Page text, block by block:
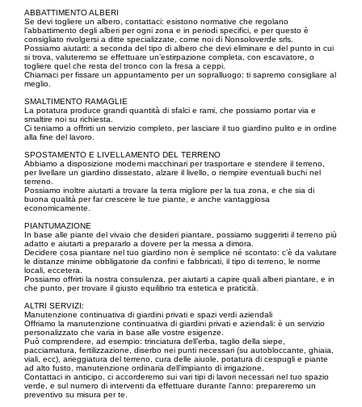
ABBATTIMENTO ALBERI
Se devi togliere un albero, contattaci: esistono normative che regolano
l’abbattimento degli alberi per ogni zona e in periodi specifici, e per questo è
consigliato rivolgersi a ditte specializzate, come noi di Nonsoloverde srls.
Possiamo aiutarti: a seconda del tipo di albero che devi eliminare e del punto in cui
si trova, valuteremo se effettuare un’estirpazione completa, con escavatore, o
togliere quel che resta del tronco con la fresa a ceppi.
Chiamaci per fissare un appuntamento per un sopralluogo: ti sapremo consigliare al
meglio.
SMALTIMENTO RAMAGLIE
La potatura produce grandi quantità di sfalci e rami, che possiamo portar via e
smaltire noi su richiesta.
Ci teniamo a offrirti un servizio completo, per lasciare il tuo giardino pulito e in ordine
alla fine del lavoro.
SPOSTAMENTO E LIVELLAMENTO DEL TERRENO
Abbiamo a disposizione moderni macchinari per trasportare e stendere il terreno,
per livellare un giardino dissestato, alzare il livello, o riempire eventuali buchi nel
terreno.
Possiamo inoltre aiutarti a trovare la terra migliore per la tua zona, e che sia di
buona qualità per far crescere le tue piante, e anche vantaggiosa
economicamente.
PIANTUMAZIONE
In base alle piante del vivaio che desideri piantare, possiamo suggerirti il terreno più
adatto e aiutarti a prepararlo a dovere per la messa a dimora.
Decidere cosa piantare nel tuo giardino non è semplice né scontato: c’è da valutare
le distanze minime obbligatorie da confini e fabbricati, il tipo di terreno, le norme
locali, eccetera.
Possiamo offrirti la nostra consulenza, per aiutarti a capire quali alberi piantare, e in
che punto, per trovare il giusto equilibrio tra estetica e praticità.
ALTRI SERVIZI:
Manutenzione continuativa di giardini privati e spazi verdi aziendali
Offriamo la manutenzione continuativa di giardini privati e aziendali: è un servizio
personalizzato che varia in base alle vostre esigenze.
Può comprendere, ad esempio: trinciatura dell’erba, taglio della siepe,
pacciamatura, fertilizzazione, diserbo nei punti necessari (su autobloccante, ghiaia,
viali, ecc), arieggiatura del terreno, cura delle aiuole, potatura di cespugli e piante
ad alto fusto, manutenzione ordinaria dell’impianto di irrigazione.
Contattaci in anticipo, ci accorderemo sui vari tipi di lavori necessari nel tuo spazio
verde, e sul numero di interventi da effettuare durante l’anno: prepareremo un
preventivo su misura per te.